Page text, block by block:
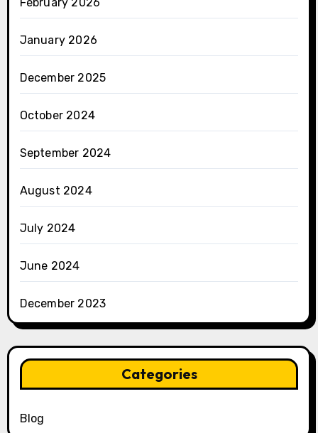
January 2026
December 2025
October 2024
September 2024
August 2024
July 2024
June 2024
December 2023
Categories
Blog